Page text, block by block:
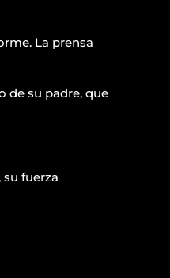
La prensa
de su padre, que
fuerza